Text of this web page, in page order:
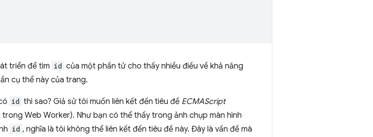
triển để tìm id của một phần tử cho thấy nhiều điều về khả năng
cụ thể này của trang.
id thì sao? Giả sử tôi muốn liên kết đến tiêu đề ECMAScript
Web Worker). Như bạn có thể thấy trong ảnh chụp màn hình
id , nghĩa là tôi không thể liên kết đến tiêu đề này. Đây là vấn đề mà